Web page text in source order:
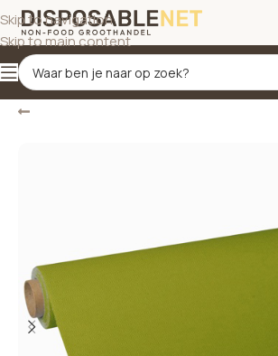
Skip to navigation
Skip to main content
Terug Home/Tafelbekleding/Tafelkleden